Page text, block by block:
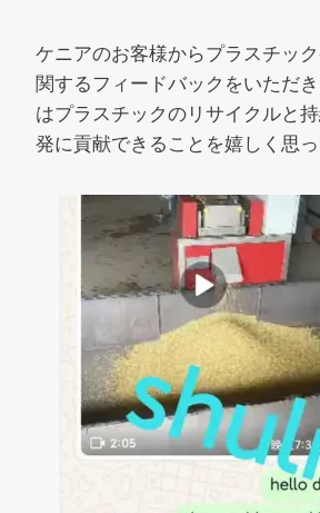
ケニアのお客様からプラスチッ
関するフィードバックをいただ
はプラスチックのリサイクルと
発に貢献できることを嬉しく思っ